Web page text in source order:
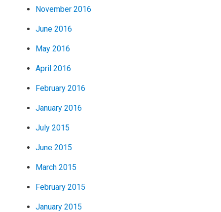
November 2016
June 2016
May 2016
April 2016
February 2016
January 2016
July 2015
June 2015
March 2015
February 2015
January 2015